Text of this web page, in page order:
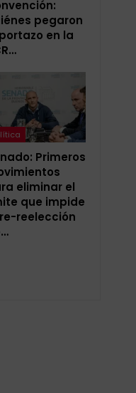
pegaron
en la
Primeros
eliminar el
que impide
reelección